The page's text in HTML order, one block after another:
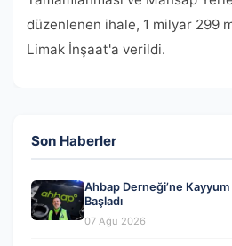
düzenlenen ihale, 1 milyar 299
Limak İnşaat'a verildi.
Son Haberler
Ahbap Derneği’ne
Başladı
07 Ağu 2026